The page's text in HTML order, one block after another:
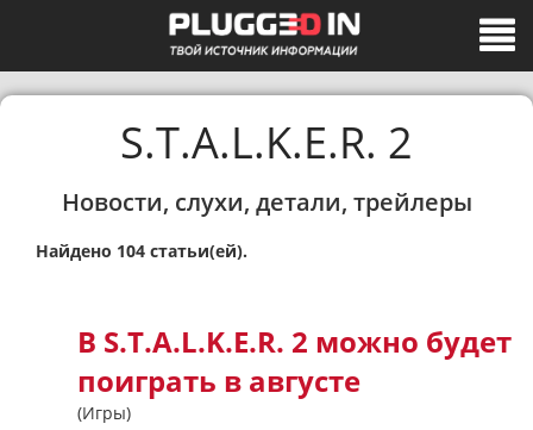
S.T.A.L.K.E.R. 2
Новости, слухи, детали, трейлеры
Найдено 104 статьи(ей).
В S.T.A.L.K.E.R. 2 можно будет
поиграть в августе
(Игры)